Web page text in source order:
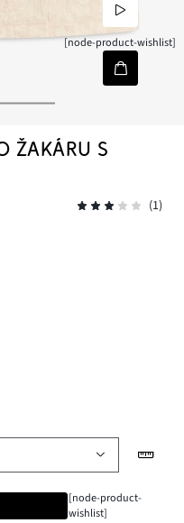
[node-product-wishlist]
ŽAKÁRU S
(1)
[node-product-
wishlist]